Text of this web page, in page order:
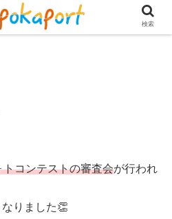
トコンテストの審査会が行われ
りました👏
検索